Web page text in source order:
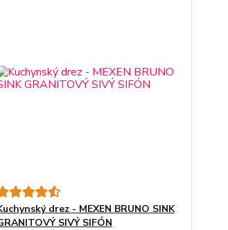
drez - MEXEN BRUNO SINK
SIVÝ SIFÓN